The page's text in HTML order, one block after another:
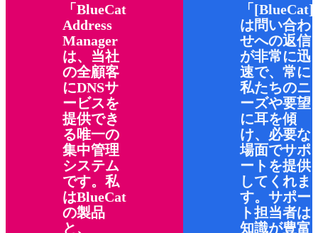
BlueCat
Address
Manager
は、当社
の全顧客
にDNSサ
ービスを
提供でき
る唯一の
集中管理
システム
です。私
はBlueCat
の製品
と、
[BlueCat]
は問い合わ
せへの返信
が非常に迅
速で、常に
私たちのニ
ーズや要望
に耳を傾
け、必要な
場面でサポ
ートを提供
してくれま
す。サポー
ト担当者は
知識が豊富